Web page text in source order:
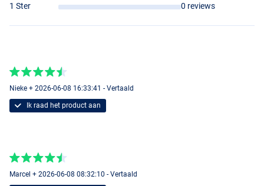
1 Ster
0 reviews
Nieke + 2026-06-08 16:33:41 - Vertaald
Ik raad het product aan
Marcel + 2026-06-08 08:32:10 - Vertaald